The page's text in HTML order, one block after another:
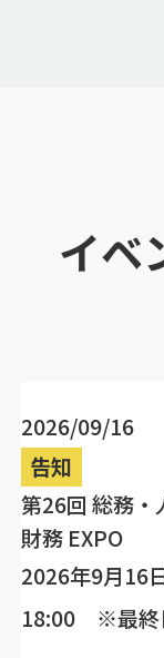
イベ
2026/09/16
告知
第26回 総務・
財務 EXPO
2026年9月
18:00 ※最終